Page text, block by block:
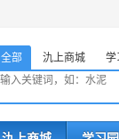
全部 氿上商城 学